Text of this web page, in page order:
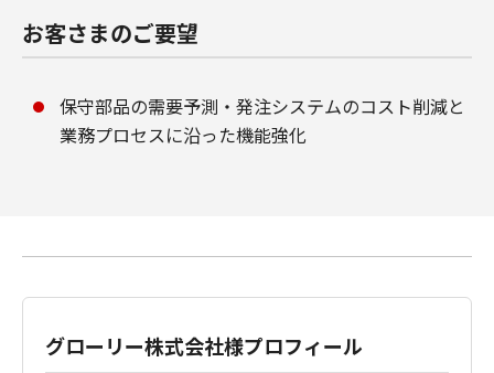
お客さまのご要望
保守部品の需要予測・発注システムのコスト削減と
業務プロセスに沿った機能強化
グローリー株式会社様プロフィール